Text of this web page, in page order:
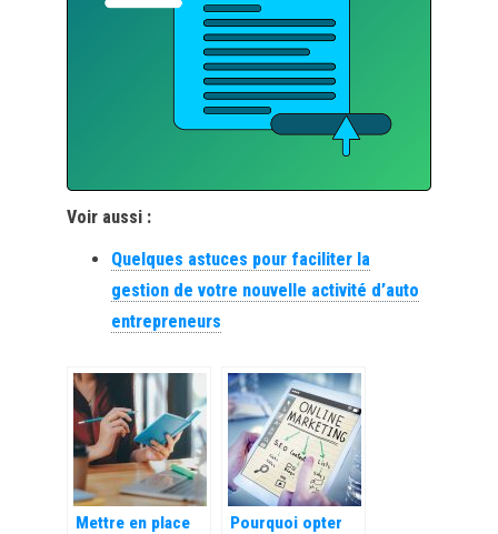
Voir aussi :
Quelques astuces pour faciliter la
gestion de votre nouvelle activité d’auto
entrepreneurs
Mettre en place
Pourquoi opter